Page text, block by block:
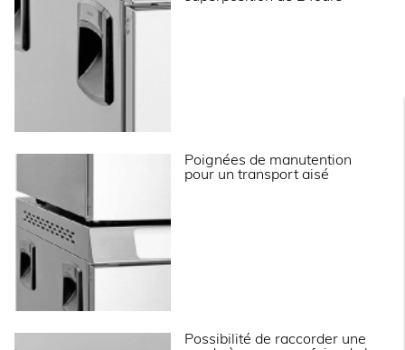
Puissance électrique raccordée (kW)
Intensité max (A)
Puissance électrique raccordée (W)
Fréquence (Hz)
Dimensions emballage (LxPxH) (mm)
Poids brut (kg)
Informations complémentaires
Poignées de manutention
pour un transport aisé
Possibilité de raccorder une